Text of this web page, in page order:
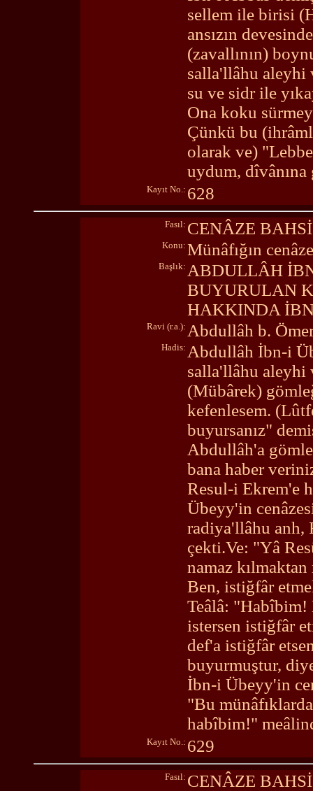
sellem ile birisi
ansızın
(zavallının)
salla'llâhu aleyhi
su ve sidr ile
Ona koku
Çünkü bu
olarak ve)
uydum,
Kayıt No.: 628
Fasıl: CENÂZE BAHSİ
Konu: Münâfığın
Başlık: ABDULLÂH
BUYURULAN
HAKKINDA
Ravi (r.a.): Abdullâh b.
Hadis: Abdullâh İbn-i
salla'llâhu aleyhi
(Mübârek)
kefenlesem.
buyursanız"
Abdullâh'a
bana haber
Resul-i Ekrem'e
Übeyy'in
radiya'llâhu anh,
çekti.Ve: "Yâ
namaz
Ben, istiğfâr
Teâlâ: "Habîbim!
istersen istiğfâr
def'a istiğfâr
buyurmuştur,
İbn-i Übeyy'in
"Bu
habîbim!"
Kayıt No.: 629
Fasıl: CENÂZE BAHSİ